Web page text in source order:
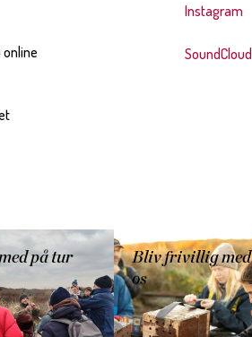
Instagram
SoundCloud
på tur
Bliv frivillig med
os